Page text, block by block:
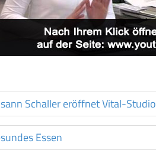
Schaller eröffnet Vital-Studio
Essen